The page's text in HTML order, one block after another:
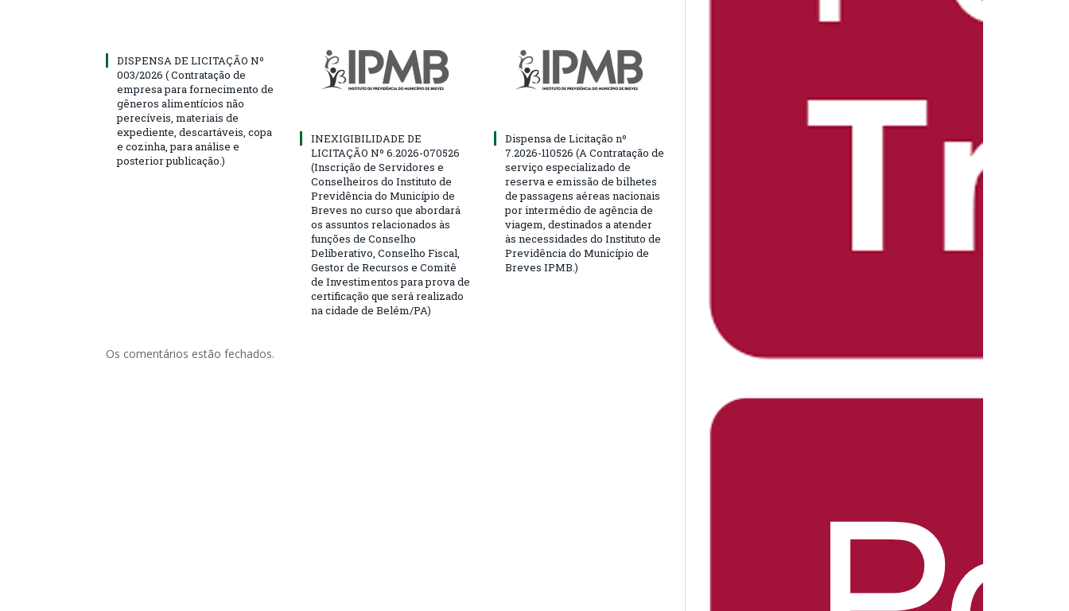
DISPENSA DE LICITAÇÃO Nº
003/2026 ( Contratação de
empresa para fornecimento de
gêneros alimentícios não
perecíveis, materiais de
expediente, descartáveis, copa
e cozinha, para análise e
posterior publicação.)
INEXIGIBILIDADE DE
LICITAÇÃO Nº 6.2026-070526
(Inscrição de Servidores e
Conselheiros do Instituto de
Previdência do Município de
Breves no curso que abordará
os assuntos relacionados às
funções de Conselho
Deliberativo, Conselho Fiscal,
Gestor de Recursos e Comitê
de Investimentos para prova de
certificação que será realizado
na cidade de Belém/PA)
Dispensa de Licitação nº
7.2026-110526 (A Contratação de
serviço especializado de
reserva e emissão de bilhetes
de passagens aéreas nacionais
por intermédio de agência de
viagem, destinados a atender
às necessidades do Instituto de
Previdência do Município de
Breves IPMB.)
Os comentários estão fechados.